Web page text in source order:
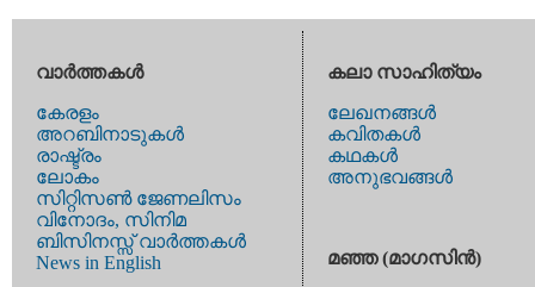
വാര്‍ത്തകള്‍
കേരളം
അറബിനാടുകള്‍
രാഷ്ട്രം
ലോകം
സിറ്റിസണ്‍ ജേണലിസം
വിനോദം, സിനിമ
ബിസിനസ്സ് വാര്‍ത്തകള്‍
News in English
കലാ സാഹിത്യം
ലേഖനങ്ങള്‍
കവിതകള്‍
കഥകള്‍
അനുഭവങ്ങള്‍
മഞ്ഞ (മാഗസിന്‍)